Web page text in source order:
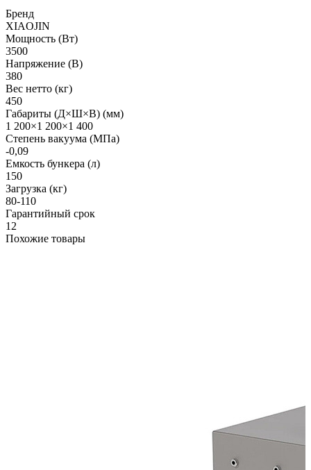
Бренд
XIAOJIN
Мощность (Вт)
3500
Напряжение (В)
380
Вес нетто (кг)
450
Габариты (Д×Ш×В) (мм)
1 200×1 200×1 400
Степень вакуума (МПа)
-0,09
Емкость бункера (л)
150
Загрузка (кг)
80-110
Гарантийный срок
12
Похожие товары